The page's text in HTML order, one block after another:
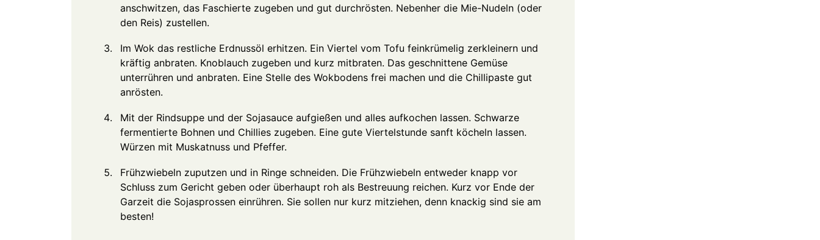
anschwitzen, das Faschierte zugeben und gut durchrösten. Nebenher die Mie-Nudeln (oder
den Reis) zustellen.
Im Wok das restliche Erdnussöl erhitzen. Ein Viertel vom Tofu feinkrümelig zerkleinern und
kräftig anbraten. Knoblauch zugeben und kurz mitbraten. Das geschnittene Gemüse
unterrühren und anbraten. Eine Stelle des Wokbodens frei machen und die Chillipaste gut
anrösten.
Mit der Rindsuppe und der Sojasauce aufgießen und alles aufkochen lassen. Schwarze
fermentierte Bohnen und Chillies zugeben. Eine gute Viertelstunde sanft köcheln lassen.
Würzen mit Muskatnuss und Pfeffer.
Frühzwiebeln zuputzen und in Ringe schneiden. Die Frühzwiebeln entweder knapp vor
Schluss zum Gericht geben oder überhaupt roh als Bestreuung reichen. Kurz vor Ende der
Garzeit die Sojasprossen einrühren. Sie sollen nur kurz mitziehen, denn knackig sind sie am
besten!